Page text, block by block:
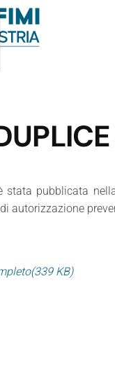
stata pubblicata
autorizzazione
(339 KB)